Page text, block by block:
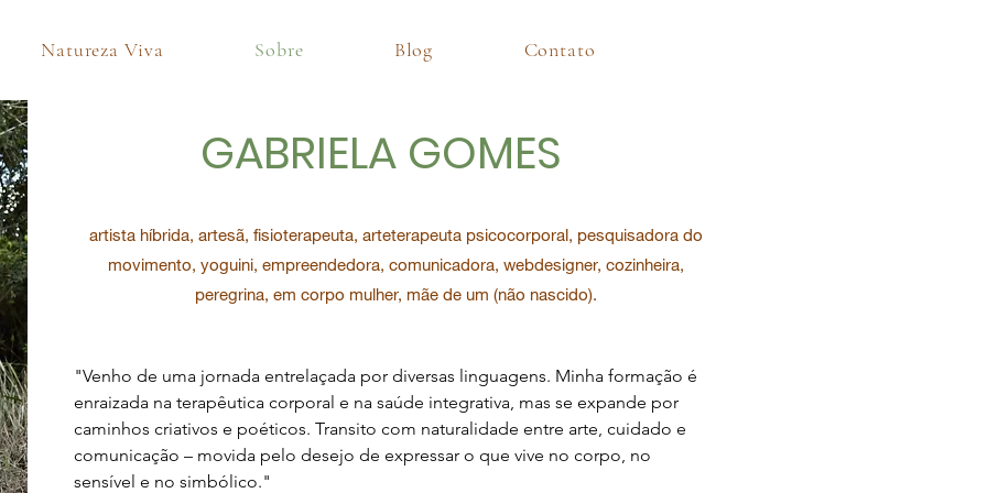
Natureza Viva Sobre Blog Contato
GABRIELA GOMES
artista híbrida, artesã, fisioterapeuta, arteterapeuta psicocorporal, pesquisadora do
movimento, yoguini, empreendedora, comunicadora, webdesigner, cozinheira,
peregrina, em corpo mulher, mãe de um (não nascido).
"Venho de uma jornada entrelaçada por diversas linguagens. Minha formação é
enraizada na terapêutica corporal e na saúde integrativa, mas se expande por
caminhos criativos e poéticos. Transito com naturalidade entre arte, cuidado e
comunicação – movida pelo desejo de expressar o que vive no corpo, no
sensível e no simbólico."